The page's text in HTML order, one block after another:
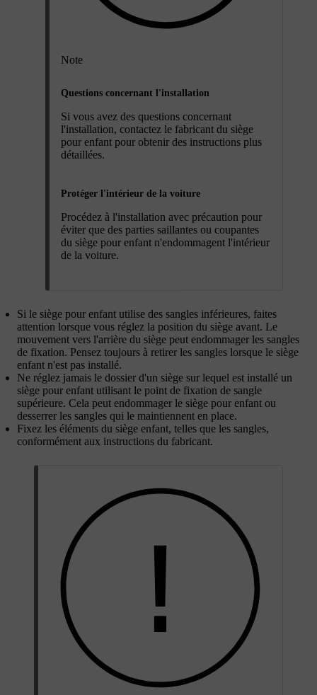
Note
Questions concernant l'installation
Si vous avez des questions concernant
l'installation, contactez le fabricant du siège
pour enfant pour obtenir des instructions plus
détaillées.
Protéger l'intérieur de la voiture
Procédez à l'installation avec précaution pour
éviter que des parties saillantes ou coupantes
du siège pour enfant n'endommagent l'intérieur
de la voiture.
Si le siège pour enfant utilise des sangles inférieures, faites
attention lorsque vous réglez la position du siège avant. Le
mouvement vers l'arrière du siège peut endommager les sangles
de fixation. Pensez toujours à retirer les sangles lorsque le siège
enfant n'est pas installé.
Ne réglez jamais le dossier d'un siège sur lequel est installé un
siège pour enfant utilisant le point de fixation de sangle
supérieure. Cela peut endommager le siège pour enfant ou
desserrer les sangles qui le maintiennent en place.
Fixez les éléments du siège enfant, telles que les sangles,
conformément aux instructions du fabricant.